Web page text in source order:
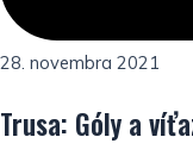
28. novembra 2021
Trusa: Góly a